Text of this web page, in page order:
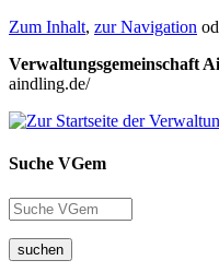
Zum Inhalt, zur Navigation
Verwaltungsgemeinschaft
aindling.de/
Suche VGem
suchen